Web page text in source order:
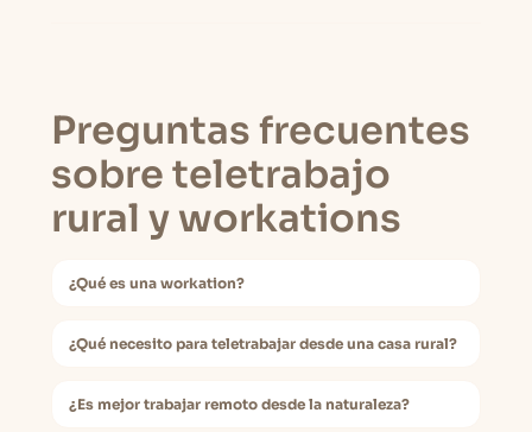
Preguntas frecuentes
sobre teletrabajo
rural y workations
¿Qué es una workation?
¿Qué necesito para teletrabajar desde una casa rural?
¿Es mejor trabajar remoto desde la naturaleza?